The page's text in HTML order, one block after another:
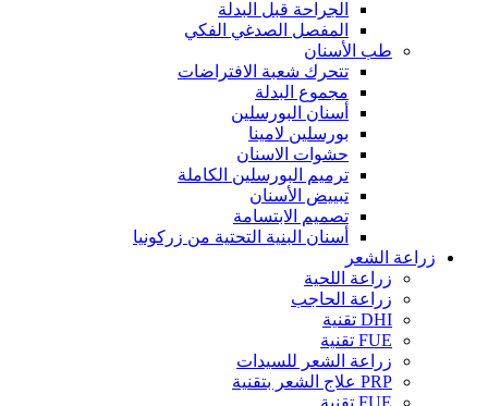
الجراحة قبل البدلة
المفصل الصدغي الفكي
طب الأسنان
تتحرك شعبة الافتراضات
مجموع البدلة
أسنان البورسلين
بورسلين لامينا
حشوات الاسنان
ترميم البورسلين الكاملة
تبييض الأسنان
تصميم الابتسامة
أسنان البنية التحتية من زركونيا
زراعة الشعر
زراعة اللحية
زراعة الحاجب
DHI تقنية
FUE تقنية
زراعة الشعر للسيدات
PRP علاج الشعر بتقنية